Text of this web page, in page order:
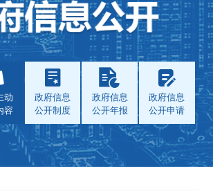
动
容
政府信息
公开制度
政府信息
公开年报
政府信息
公开申请